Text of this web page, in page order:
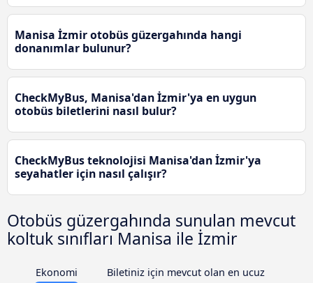
Manisa İzmir otobüs güzergahında hangi
donanımlar bulunur?
CheckMyBus, Manisa'dan İzmir'ya en uygun
otobüs biletlerini nasıl bulur?
CheckMyBus teknolojisi Manisa'dan İzmir'ya
seyahatler için nasıl çalışır?
Otobüs güzergahında sunulan mevcut
koltuk sınıfları Manisa ile İzmir
Ekonomi
Biletiniz için mevcut olan en ucuz